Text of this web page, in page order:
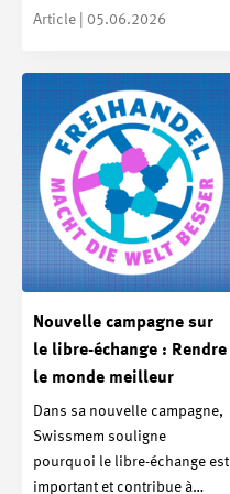
Article | 05.06.2026
Nouvelle campagne sur
le libre-échange : Rendre
le monde meilleur
Dans sa nouvelle campagne,
Swissmem souligne
pourquoi le libre-échange est
important et contribue à…